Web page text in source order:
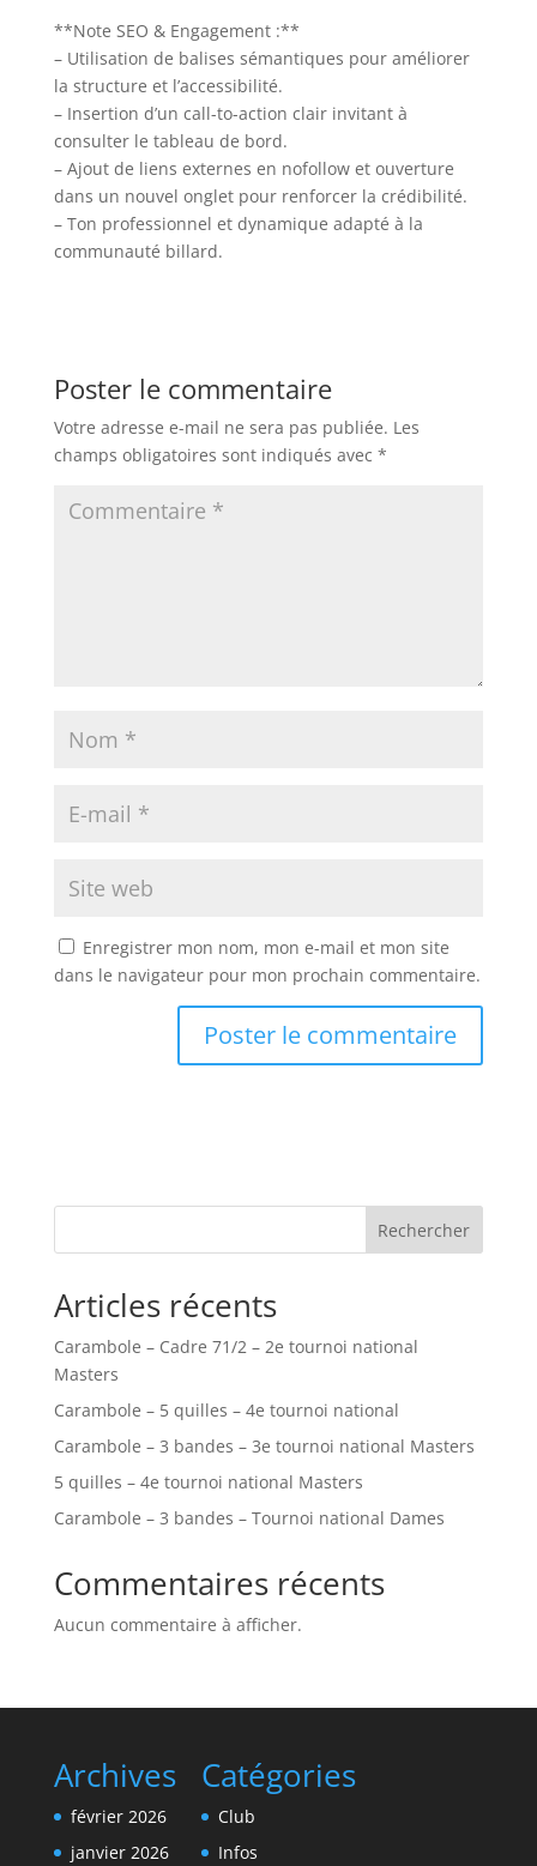
**Note SEO & Engagement :**
– Utilisation de balises sémantiques pour améliorer
la structure et l’accessibilité.
– Insertion d’un call-to-action clair invitant à
consulter le tableau de bord.
– Ajout de liens externes en nofollow et ouverture
dans un nouvel onglet pour renforcer la crédibilité.
– Ton professionnel et dynamique adapté à la
communauté billard.
Poster le commentaire
Votre adresse e-mail ne sera pas publiée. Les
champs obligatoires sont indiqués avec *
Enregistrer mon nom, mon e-mail et mon site
dans le navigateur pour mon prochain commentaire.
Rechercher
Articles récents
Carambole – Cadre 71/2 – 2e tournoi national
Masters
Carambole – 5 quilles – 4e tournoi national
Carambole – 3 bandes – 3e tournoi national Masters
5 quilles – 4e tournoi national Masters
Carambole – 3 bandes – Tournoi national Dames
Commentaires récents
Aucun commentaire à afficher.
Archives
février 2026
janvier 2026
Catégories
Club
Infos